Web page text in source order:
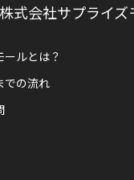
株式会社サプライズ
ールとは？
での流れ